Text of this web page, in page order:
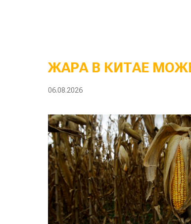
ЖАРА В КИТАЕ
06.08.2026